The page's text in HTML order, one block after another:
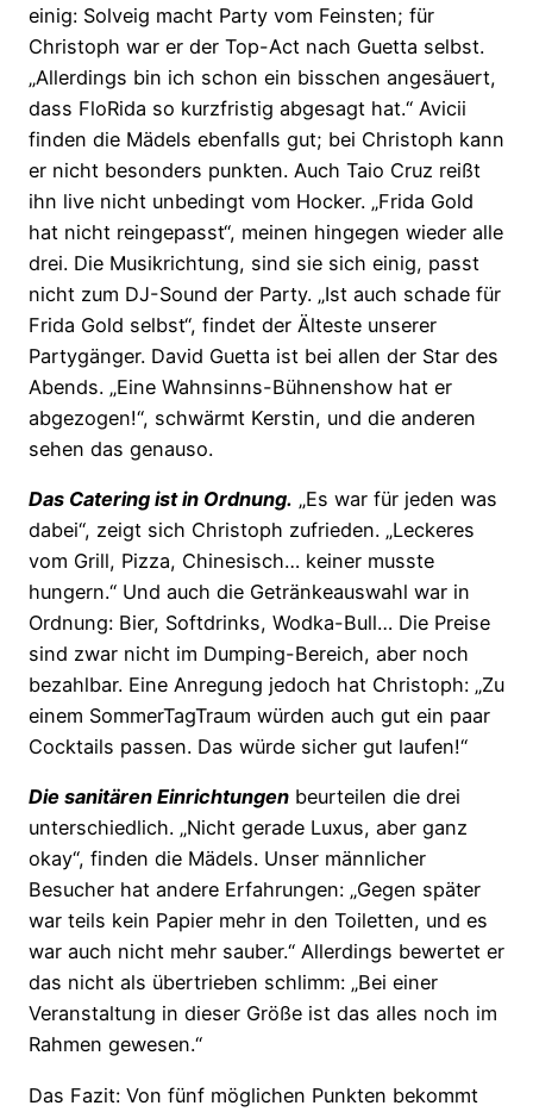
einig: Solveig macht Party vom Feinsten; für
Christoph war er der Top-Act nach Guetta selbst.
„Allerdings bin ich schon ein bisschen angesäuert,
dass FloRida so kurzfristig abgesagt hat.“ Avicii
finden die Mädels ebenfalls gut; bei Christoph kann
er nicht besonders punkten. Auch Taio Cruz reißt
ihn live nicht unbedingt vom Hocker. „Frida Gold
hat nicht reingepasst“, meinen hingegen wieder alle
drei. Die Musikrichtung, sind sie sich einig, passt
nicht zum DJ-Sound der Party. „Ist auch schade für
Frida Gold selbst“, findet der Älteste unserer
Partygänger. David Guetta ist bei allen der Star des
Abends. „Eine Wahnsinns-Bühnenshow hat er
abgezogen!“, schwärmt Kerstin, und die anderen
sehen das genauso.
Das Catering ist in Ordnung. „Es war für jeden was
dabei“, zeigt sich Christoph zufrieden. „Leckeres
vom Grill, Pizza, Chinesisch… keiner musste
hungern.“ Und auch die Getränkeauswahl war in
Ordnung: Bier, Softdrinks, Wodka-Bull… Die Preise
sind zwar nicht im Dumping-Bereich, aber noch
bezahlbar. Eine Anregung jedoch hat Christoph: „Zu
einem SommerTagTraum würden auch gut ein paar
Cocktails passen. Das würde sicher gut laufen!“
Die sanitären Einrichtungen beurteilen die drei
unterschiedlich. „Nicht gerade Luxus, aber ganz
okay“, finden die Mädels. Unser männlicher
Besucher hat andere Erfahrungen: „Gegen später
war teils kein Papier mehr in den Toiletten, und es
war auch nicht mehr sauber.“ Allerdings bewertet er
das nicht als übertrieben schlimm: „Bei einer
Veranstaltung in dieser Größe ist das alles noch im
Rahmen gewesen.“
Das Fazit: Von fünf möglichen Punkten bekommt